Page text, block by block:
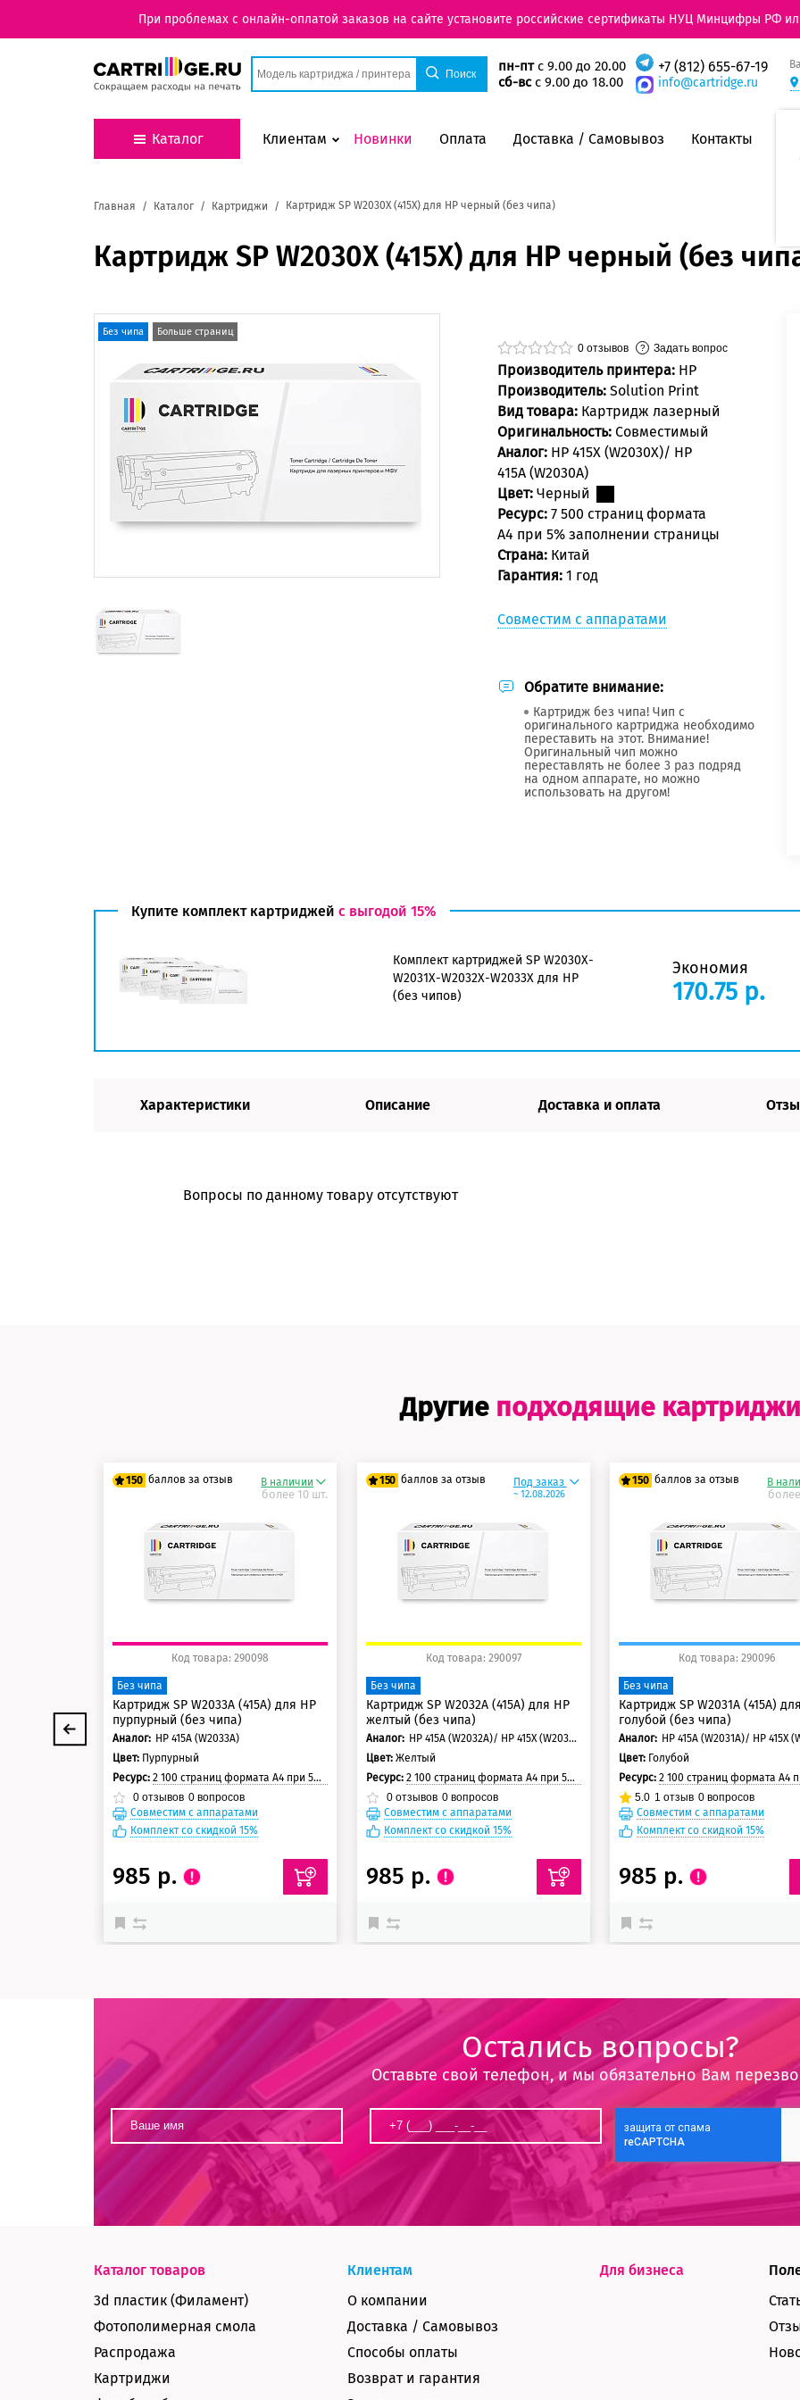
При проблемах с онлайн-оплатой заказов на сайте установите российские сертификаты НУЦ Минцифры РФ
пн-птс 9.00 до 20.00
сб-всс 9.00 до 18.00
+7 (812) 655-67-19
info@cartridge.ru
Каталог Клиентам Новинки Оплата Доставка / Самовывоз Контакты
Главная Каталог Картриджи Картридж SP W2030X (415X) для HP черный (без чипа)
Картридж SP W2030X (415X) для HP черный (без
Без чипа Больше страниц
0 отзывов Задать вопрос
Производитель принтера: HP
Производитель: Solution Print
Вид товара: Картридж лазерный
Оригинальность: Совместимый
Аналог: HP 415X (W2030X)/ HP
415A (W2030A)
Цвет: Черный
Ресурс: 7 500 страниц формата
А4 при 5% заполнении страницы
Страна: Китай
Гарантия: 1 год
Совместим с аппаратами
Обратите внимание:
Картридж без чипа! Чип с
оригинального картриджа необходимо
переставить на этот. Внимание!
Оригинальный чип можно
переставлять не более 3 раз подряд
на одном аппарате, но можно
использовать на другом!
Купите комплект картриджей с выгодой 15%
Комплект картриджей SP W2030X-
W2031X-W2032X-W2033X для HP
(без чипов)
Экономия
170.75 р.
Характеристики Описание Доставка и оплата
Вопросы по данному товару отсутствуют
Другие подходящие картриджи
150 баллов за отзыв
125 баллов
150 баллов
В наличии
более 10 шт.
Код товара: 290098
Без чипа
Картридж SP W2033A (415A) для HP
пурпурный (без чипа)
Аналог: HP 415A (W2033A)
Цвет: Пурпурный
Ресурс:2 100 страниц формата А4 при 5% заполнении страницы
0 отзывов 0 вопросов
Совместим с аппаратами
Комплект со скидкой 15%
985 р.
150 баллов за отзыв
125 баллов
150 баллов
Под заказ
~ 12.08.2026
Код товара: 290097
Без чипа
Картридж SP W2032A (415A) для HP
желтый (без чипа)
Аналог:
HP 415A (W2032A)/ HP 415X (W2032X)
Цвет: Желтый
Ресурс: 2 100 страниц формата А4 при 5% заполнении страницы
0отзывов 0вопросов
Совместим с аппаратами
Комплект со скидкой 15%
985 р.
150 баллов за отзыв
125 баллов
150 баллов
В
Код товара: 290096
Без чипа
Картридж SP W2031A (415A)
голубой (без чипа)
Аналог: HP 415A (W2031A)/ HP 415X
Цвет: Голубой
Ресурс:2 100 страниц формата А4 при 5% заполнении
5.0 1 отзыв 0 вопросов
Совместим с аппаратами
Комплект со скидкой 15%
985 р.
Остались вопросы?
Оставьте свой телефон, и мы обязательно Вам
Каталог товаров
3d пластик (Филамент)
Фотополимерная смола
Распродажа
Картриджи
Клиентам
О компании
Доставка / Самовывоз
Способы оплаты
Возврат и гарантия
Для бизнеса